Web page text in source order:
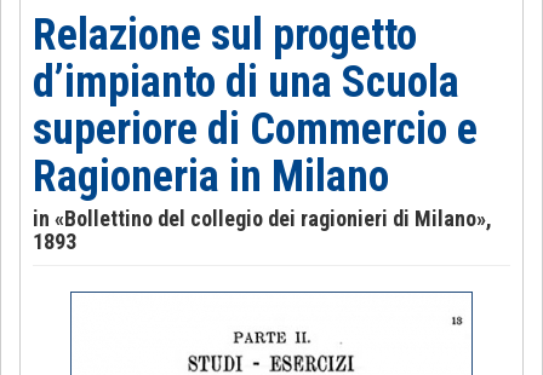
Relazione sul progetto
d’impianto di una Scuola
superiore di Commercio e
Ragioneria in Milano
in «Bollettino del collegio dei ragionieri di Milano»,
1893